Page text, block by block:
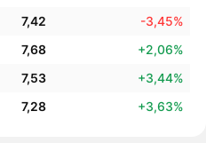
7,42 -3,45%
7,68 +2,06%
7,53 +3,44%
7,28 +3,63%